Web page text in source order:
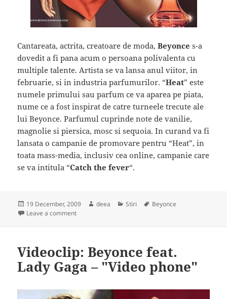
Cantareata, actrita, creatoare de moda, Beyonce s-a
dovedit a fi pana acum o persoana polivalenta cu
multiple talente. Artista se va lansa anul viitor, in
februarie, si in industria parfumurilor. “Heat” este
numele primului sau parfum ce va aparea pe piata,
nume ce a fost inspirat de catre turneele trecute ale
lui Beyonce. Parfumul cuprinde note de vanilie,
magnolie si piersica, mosc si sequoia. In curand va fi
lansata o campanie de promovare pentru “Heat”, in
toata mass-media, inclusiv cea online, campanie care
se va intitula “Catch the fever“.
Posted
on
19 December, 2009 Author
deea Categories
Stiri Tags
Beyonce
Leave a commenton Beyonce lanseaza un nou parfum
Videoclip: Beyonce feat.
Lady Gaga – "Video phone"